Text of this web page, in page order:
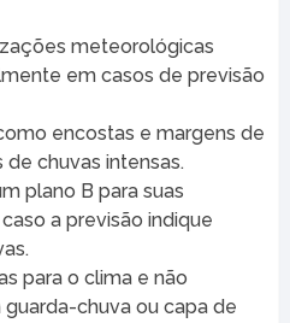
meteorológicas
em casos de previsão
encostas e margens de
de chuvas intensas.
plano B para suas
a previsão indique
para o clima e não
chuva ou capa de